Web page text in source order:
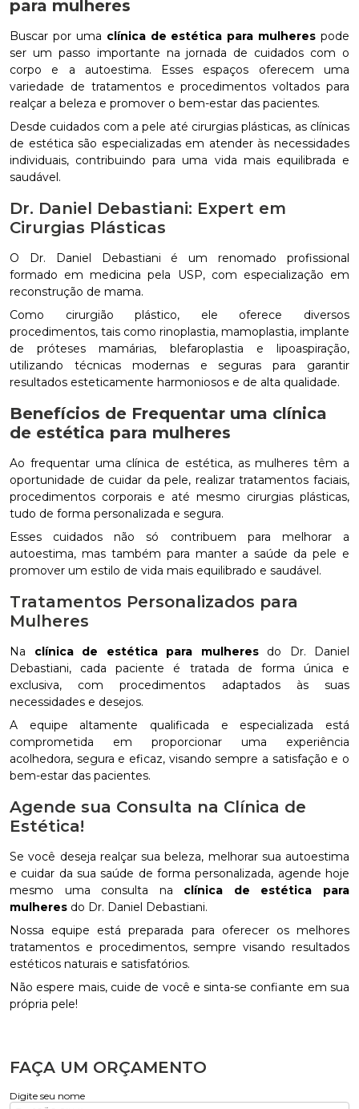
para mulheres
Buscar por uma clínica de estética para mulheres pode
ser um passo importante na jornada de cuidados com o
corpo e a autoestima. Esses espaços oferecem uma
variedade de tratamentos e procedimentos voltados para
realçar a beleza e promover o bem-estar das pacientes.
Desde cuidados com a pele até cirurgias plásticas, as clínicas
de estética são especializadas em atender às necessidades
individuais, contribuindo para uma vida mais equilibrada e
saudável.
Dr. Daniel Debastiani: Expert em
Cirurgias Plásticas
O Dr. Daniel Debastiani é um renomado profissional
formado em medicina pela USP, com especialização em
reconstrução de mama.
Como cirurgião plástico, ele oferece diversos
procedimentos, tais como rinoplastia, mamoplastia, implante
de próteses mamárias, blefaroplastia e lipoaspiração,
utilizando técnicas modernas e seguras para garantir
resultados esteticamente harmoniosos e de alta qualidade.
Benefícios de Frequentar uma clínica
de estética para mulheres
Ao frequentar uma clínica de estética, as mulheres têm a
oportunidade de cuidar da pele, realizar tratamentos faciais,
procedimentos corporais e até mesmo cirurgias plásticas,
tudo de forma personalizada e segura.
Esses cuidados não só contribuem para melhorar a
autoestima, mas também para manter a saúde da pele e
promover um estilo de vida mais equilibrado e saudável.
Tratamentos Personalizados para
Mulheres
Na clínica de estética para mulheresdo Dr. Daniel
Debastiani, cada paciente é tratada de forma única e
exclusiva, com procedimentos adaptados às suas
necessidades e desejos.
A equipe altamente qualificada e especializada está
comprometida em proporcionar uma experiência
acolhedora, segura e eficaz, visando sempre a satisfação e o
bem-estar das pacientes.
Agende sua Consulta na Clínica de
Estética!
Se você deseja realçar sua beleza, melhorar sua autoestima
e cuidar da sua saúde de forma personalizada, agende hoje
mesmo uma consulta na clínica de estética para
mulheres do Dr. Daniel Debastiani.
Nossa equipe está preparada para oferecer os melhores
tratamentos e procedimentos, sempre visando resultados
estéticos naturais e satisfatórios.
Não espere mais, cuide de você e sinta-se confiante em sua
própria pele!
FAÇA UM ORÇAMENTO
Digite seu nome